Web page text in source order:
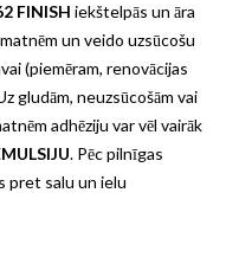
FINISH iekštelpās un āra
un veido uzsūcošu
(piemēram, renovācijas
gludām, neuzsūcošām vai
adhēziju var vēl vairāk
. Pēc pilnīgas
pret salu un ielu